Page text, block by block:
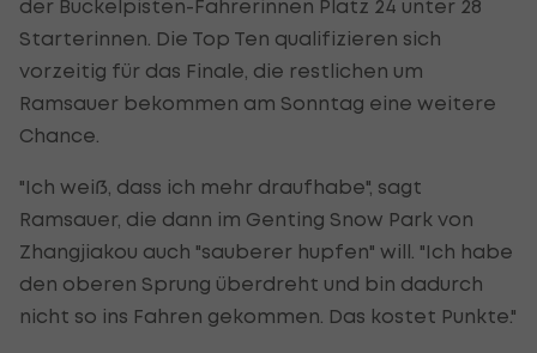
der Buckelpisten-Fahrerinnen Platz 24 unter 28
Starterinnen. Die Top Ten qualifizieren sich
vorzeitig für das Finale, die restlichen um
Ramsauer bekommen am Sonntag eine weitere
Chance.
"Ich weiß, dass ich mehr draufhabe", sagt
Ramsauer, die dann im Genting Snow Park von
Zhangjiakou auch "sauberer hupfen" will. "Ich habe
den oberen Sprung überdreht und bin dadurch
nicht so ins Fahren gekommen. Das kostet Punkte."